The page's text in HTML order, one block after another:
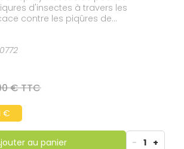
d'insectes à travers les
contre les piqûres de
ou de tiques ses effets
jusqu'à deux mois après la
sur les habits. Conçu pour être
sur les vêtements, il est très
moustiques dont l'anophèle
fois les vêtements lavés. Il peut
la famille (des bébés de 24 mois
idéal pour se protéger des maladies
par les insectes.
€ TTC
€
au panier - 1 +